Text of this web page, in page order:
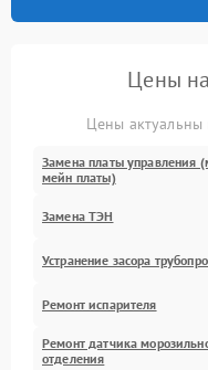
Цены
Цены
Замена платы управления
мейн платы)
Замена ТЭН
Устранение засора
Ремонт испарителя
Ремонт датчика
отделения